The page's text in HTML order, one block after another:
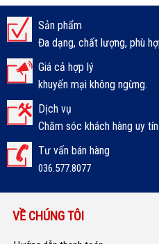
Sản phẩm
Đa dạng, chất lượng, phù
Giá cả hợp lý
khuyến mại không ngừng.
Dịch vụ
Chăm sóc khách hàng uy tín.
Tư vấn bán hàng
036.577.8077
VỀ CHÚNG TÔI